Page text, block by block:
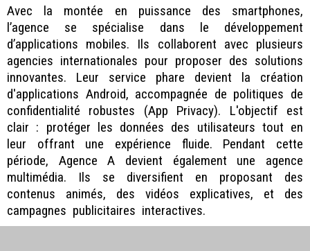
Avec la montée en puissance des smartphones,
l’agence se spécialise dans le développement
d’applications mobiles. Ils collaborent avec plusieurs
agencies internationales pour proposer des solutions
innovantes. Leur service phare devient la création
d'applications Android, accompagnée de politiques de
confidentialité robustes (App Privacy). L'objectif est
clair : protéger les données des utilisateurs tout en
leur offrant une expérience fluide. Pendant cette
période, Agence A devient également une agence
multimédia. Ils se diversifient en proposant des
contenus animés, des vidéos explicatives, et des
campagnes publicitaires interactives.